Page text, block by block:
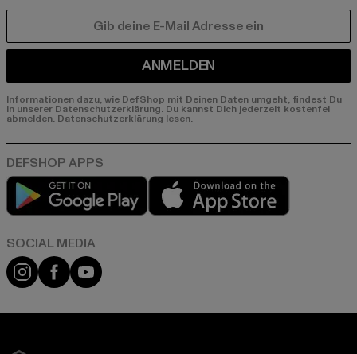
ANMELDEN
Informationen dazu, wie DefShop mit Deinen Daten umgeht, findest Du
in unserer Datenschutzerklärung. Du kannst Dich jederzeit kostenfei
abmelden. Datenschutzerklärung lesen.
Play market
Instagram
FacebookYouTube